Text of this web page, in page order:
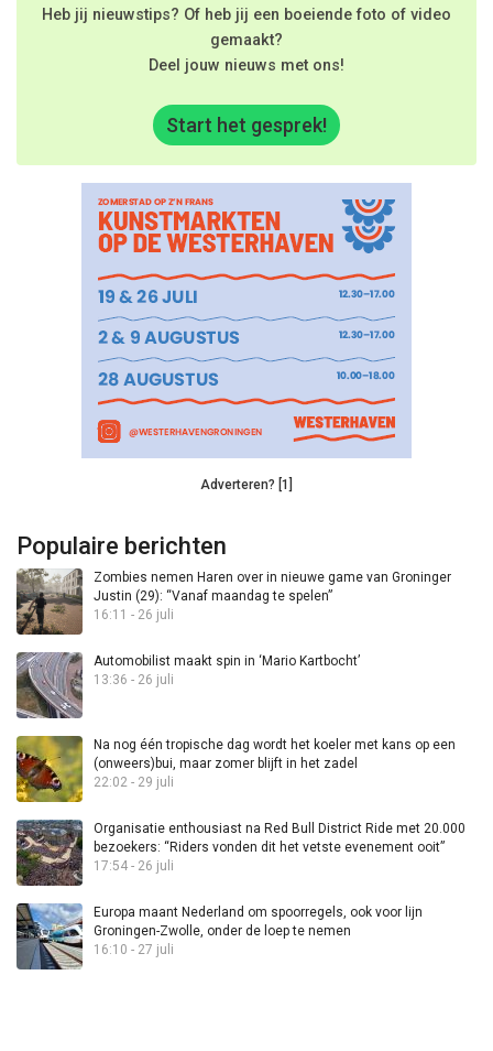
Heb jij nieuwstips? Of heb jij een boeiende foto of video
gemaakt?
Deel jouw nieuws met ons!
Start het gesprek!
Adverteren? [1]
Populaire berichten
Zombies nemen Haren over in nieuwe game van Groninger
Justin (29): “Vanaf maandag te spelen”
16:11 - 26 juli
Automobilist maakt spin in ‘Mario Kartbocht’
13:36 - 26 juli
Na nog één tropische dag wordt het koeler met kans op een
(onweers)bui, maar zomer blijft in het zadel
22:02 - 29 juli
Organisatie enthousiast na Red Bull District Ride met 20.000
bezoekers: “Riders vonden dit het vetste evenement ooit”
17:54 - 26 juli
Europa maant Nederland om spoorregels, ook voor lijn
Groningen-Zwolle, onder de loep te nemen
16:10 - 27 juli